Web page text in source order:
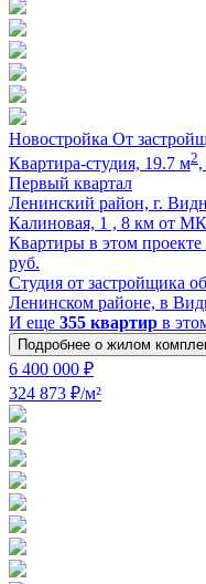
Новостройка От
Квартира-cтудия, 19.7 м2
Первый квартал
Ленинский район, г.
Калиновая, 1 , 8 км от
Квартиры в этом
руб.
Cтудия от застройщика
Ленинском районе, в
И еще 355 квартир в
Подробнее о жилом
6 400 000 ₽
324 873 ₽/м²